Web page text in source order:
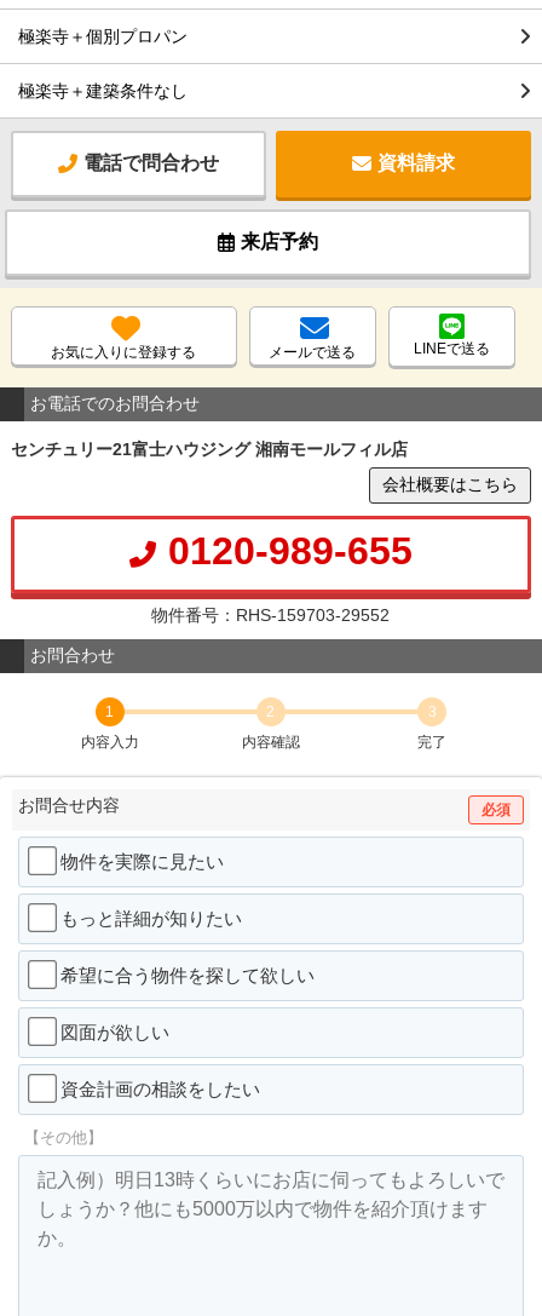
極楽寺＋個別プロパン
極楽寺＋建築条件なし
電話で問合わせ 資料請求
来店予約
お気に入りに登録する メールで送る LINEで送る
お電話でのお問合わせ
センチュリー21富士ハウジング 湘南モールフィル店
会社概要はこちら
0120-989-655
物件番号：RHS-159703-29552
お問合わせ
1
内容入力
2
内容確認
3
完了
お問合せ内容 必須
物件を実際に見たい
もっと詳細が知りたい
希望に合う物件を探して欲しい
図面が欲しい
資金計画の相談をしたい
【その他】